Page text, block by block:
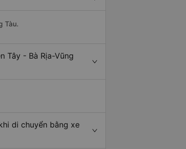
Tàu.
Tây - Bà Rịa-Vũng
di chuyển bằng xe